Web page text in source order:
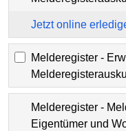
Jetzt online
Melderegister -
Melderegister -
Eigentümer und